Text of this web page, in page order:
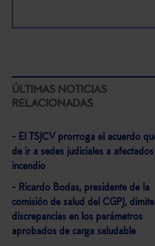
ÚLTIMAS NOTICIAS
RELACIONADAS
- El TSJCV prorroga el acuerdo
de ir a sedes judiciales a
incendio
- Ricardo Bodas, presidente de la
comisión de salud del CGPJ,
discrepancias en los parámetros
aprobados de carga saludable